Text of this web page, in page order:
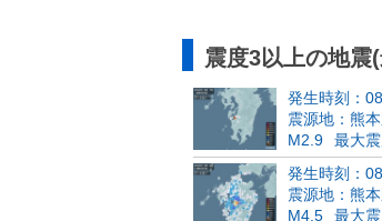
震度3以上の地震
発生時刻：
震源地：熊
M2.9
最大
発生時刻：
震源地：熊
M4.5
最大